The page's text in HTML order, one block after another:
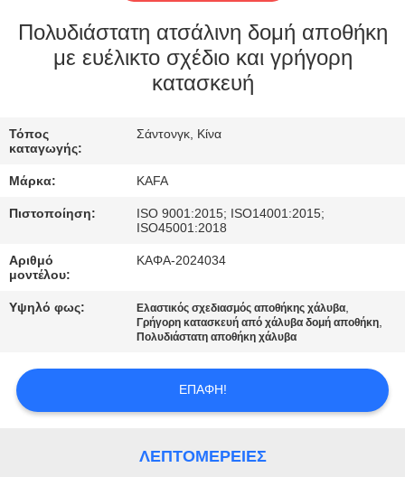
ΣΧΕΤΙΚΆ
ΞΕΝΆΓΗΣΗ
ΣΤΟ
ΈΛΕΓΧΟΣ
ΠΟΙΌΤΗΤΑΣ
ΕΠΙΚΟΙΝΩΝΉΣΤΕ
ΜΑΖΊ
ΜΑΣ
Πολυδιάστατη ατσάλινη δομή αποθήκη
με ευέλικτο σχέδιο και γρήγορη
κατασκευή
Τόπος
καταγωγής:
Σάντονγκ, Κίνα
Μάρκα: KAFA
Πιστοποίηση:
ISO 9001:2015; ISO14001:2015;
ISO45001:2018
Αριθμό
μοντέλου:
ΚΑΦΑ-2024034
Υψηλό φως: Ελαστικός σχεδιασμός αποθήκης χάλυβα,
Γρήγορη κατασκευή από χάλυβα δομή αποθήκη,
Πολυδιάστατη αποθήκη χάλυβα
ΕΠΑΦΉ!
ΛΕΠΤΟΜΈΡΕΙΕΣ